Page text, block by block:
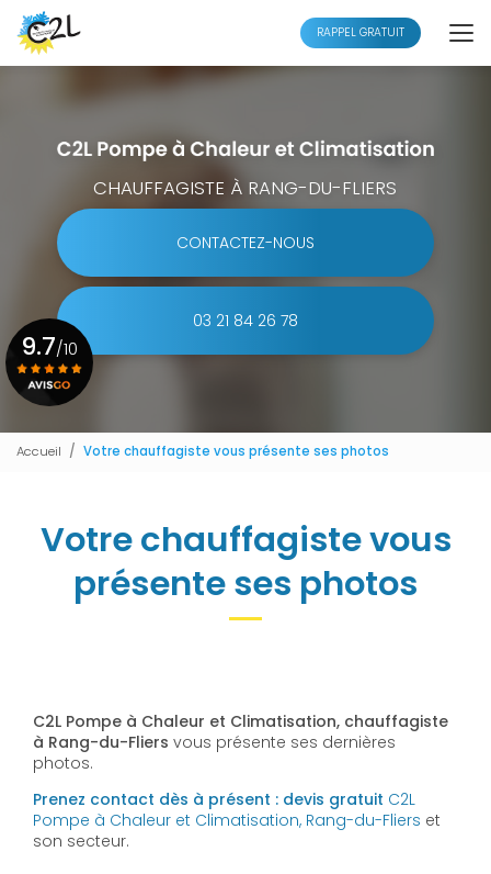
Aller
au
contenu
principal
RAPPEL GRATUIT
CHAUFFAGISTE À RANG-DU-FLIERS
CONTACTEZ-NOUS
03 21 84 26 78
9.7/10
Accueil Votre chauffagiste vous présente ses photos
Votre chauffagiste vous
présente ses photos
C2L Pompe à Chaleur et Climatisation, chauffagiste
à Rang-du-Fliers vous présente ses dernières
photos.
Prenez contact dès à présent : devis gratuit C2L
Pompe à Chaleur et Climatisation, Rang-du-Fliers et
son secteur.